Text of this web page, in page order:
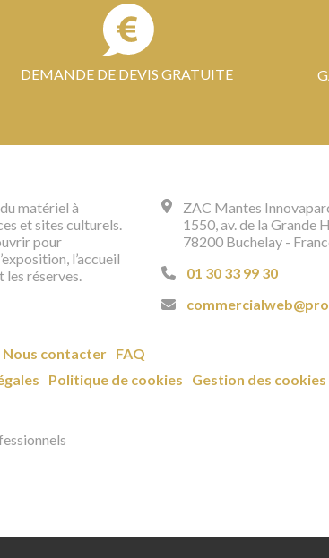
DEMANDE DE DEVIS GRATUITE
matériel à
et sites culturels.
pour
l’accueil
les réserves.
ZAC Mantes
1550, av. de la Grande
78200 Buchelay -
01 30 33 99 30
Nous contacter FAQ
Politique de cookies Gestion des cookies